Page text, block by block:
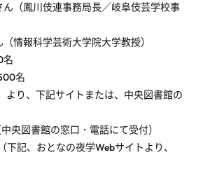
ん（鳳川伎連事務局長／岐阜伎芸学校事
科学芸術大学院大学教授）
名
より、下記サイトまたは、中央図書館の
館の窓口・電話にて受付）
おとなの夜学Webサイトより、